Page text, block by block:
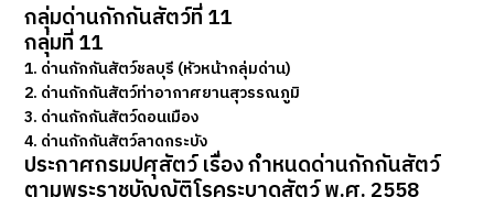
กลุ่มด่านกักกันสัตว์ที่ 11
กลุ่มที่ 11
1. ด่านกักกันสัตว์ชลบุรี (หัวหน้ากลุ่มด่าน)
2. ด่านกักกันสัตว์ท่าอากาศยานสุวรรณภูมิ
3. ด่านกักกันสัตว์ดอนเมือง
4. ด่านกักกันสัตว์ลาดกระบัง
ประกาศกรมปศุสัตว์ เรื่อง กำหนดด่านกักกันสัตว์